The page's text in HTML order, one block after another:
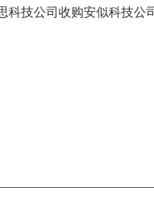
科技公司收购安似科技